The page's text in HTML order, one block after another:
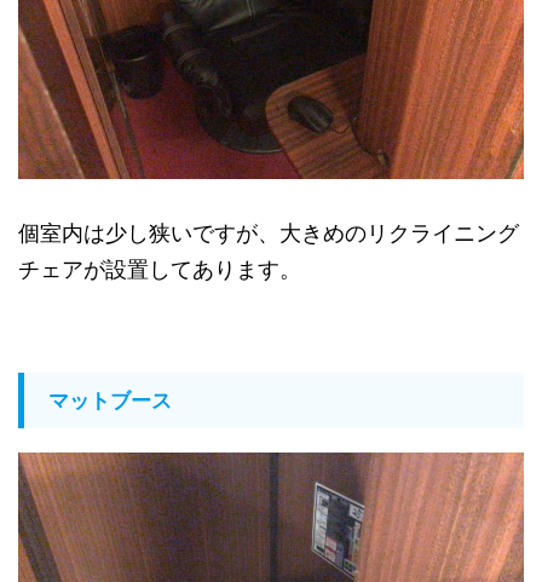
個室内は少し狭いですが、大きめのリクライニング
チェアが設置してあります。
マットブース